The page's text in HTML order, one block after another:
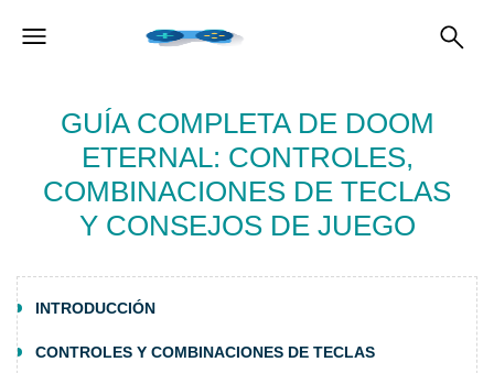
GUÍA COMPLETA DE DOOM
ETERNAL: CONTROLES,
COMBINACIONES DE TECLAS
Y CONSEJOS DE JUEGO
INTRODUCCIÓN
CONTROLES Y COMBINACIONES DE TECLAS